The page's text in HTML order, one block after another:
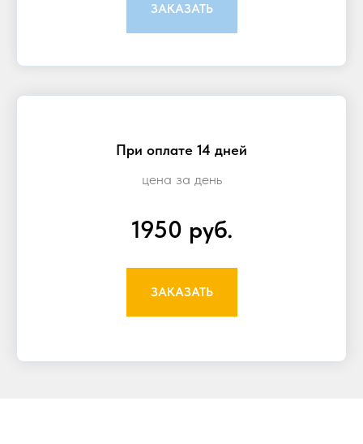
ЗАКАЗАТЬ
При оплате 14 дней
цена за день
1950 руб.
ЗАКАЗАТЬ